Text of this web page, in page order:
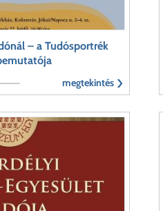
– a Tudósportrék
megtekintés